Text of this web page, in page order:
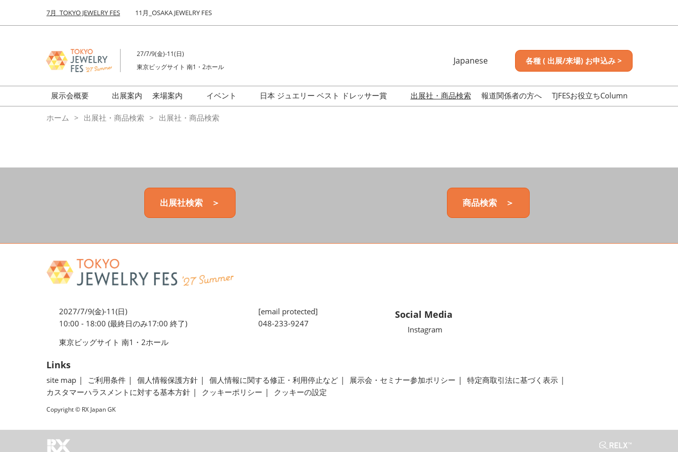
キ
し
て
む
to
7月_TOKYO JEWELRY FES 11月_OSAKA JEWELRY FES
27/7/9(金)-11(日)
東京ビッグサイト 南1・2ホール
Japanese
English
各種 ( 出展/来場) お申込み >
展示会概要
前回来場者数
ミネラル&ストーンFES
出展案内
来場案内
会場の様子
イベント
日本 ジュエリー ベスト ドレッサー賞
出展社・商品検索 報道関係者の方へ TJFESお役立ちColumn
ホーム 出展社・商品検索 出展社・商品検索
出展社検索 ＞ 商品検索 ＞
2027/7/9(金)-11(日)
10:00 - 18:00 (最終日のみ17:00 終了)
東京ビッグサイト 南1・2ホール
[email protected]
048-233-9247
Social Media
Instagram
Links
site map ご利用条件 個人情報保護方針 個人情報に関する修正・利用停止など 展示会・セミナー参加ポリシー
特定商取引法に基づく表示
カスタマーハラスメントに対する基本方針
クッキーポリシー クッキーの設定
Copyright © RX Japan GK